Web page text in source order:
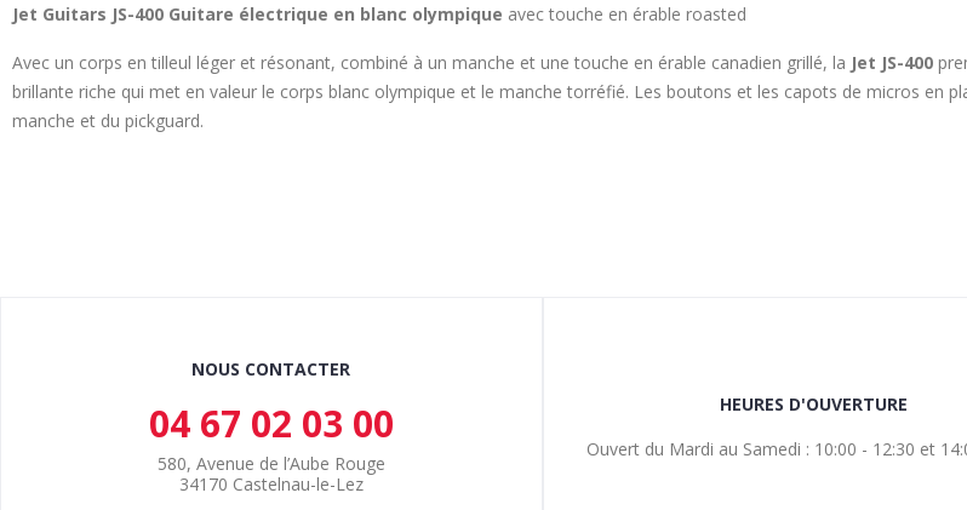
Jet Guitars JS-400 Guitare électrique en blanc olympique avec touche en érable roasted
Avec un corps en tilleul léger et résonant, combiné à un manche et une touche en érable canadien grillé, la Jet JS-400
brillante riche qui met en valeur le corps blanc olympique et le manche torréfié. Les boutons et les capots de micros en
manche et du pickguard.
NOUS CONTACTER
04 67 02 03 00
580, Avenue de l’Aube Rouge
34170 Castelnau-le-Lez
HEURES D'OUVERTURE
Ouvert du Mardi au Samedi : 10:00 - 12:30 et